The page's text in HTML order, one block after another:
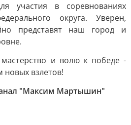
участия в соревнованиях
округа. Уверен,
представят наш город и
и волю к победе -
взлетов!
"Максим Мартышин"